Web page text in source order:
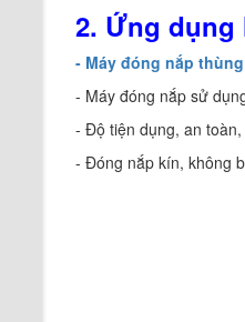
2. Ứng dụng
- Máy đóng nắp
- Máy đóng nắp sử
- Độ tiện dụng, an
- Đóng nắp kín, không